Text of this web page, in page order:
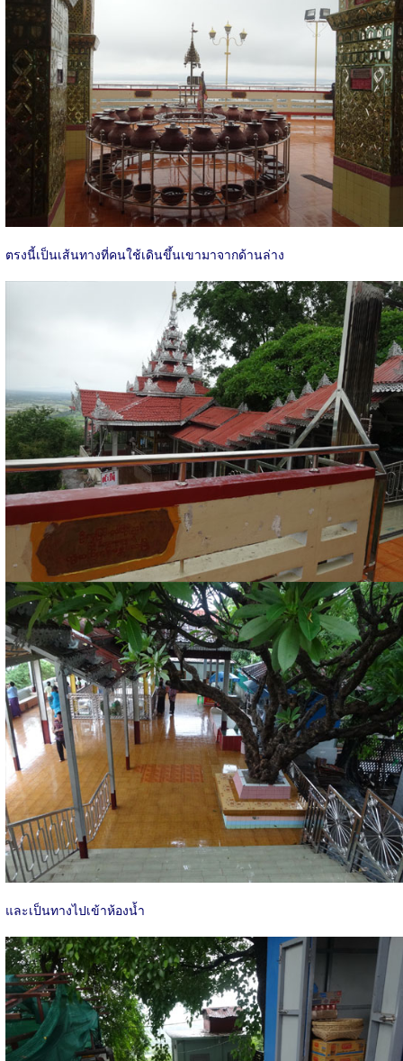
ตรงนี้เป็นเส้นทางที่คนใช้เดินขึ้นเขามาจากด้านล่าง
และเป็นทางไปเข้าห้องน้ำ